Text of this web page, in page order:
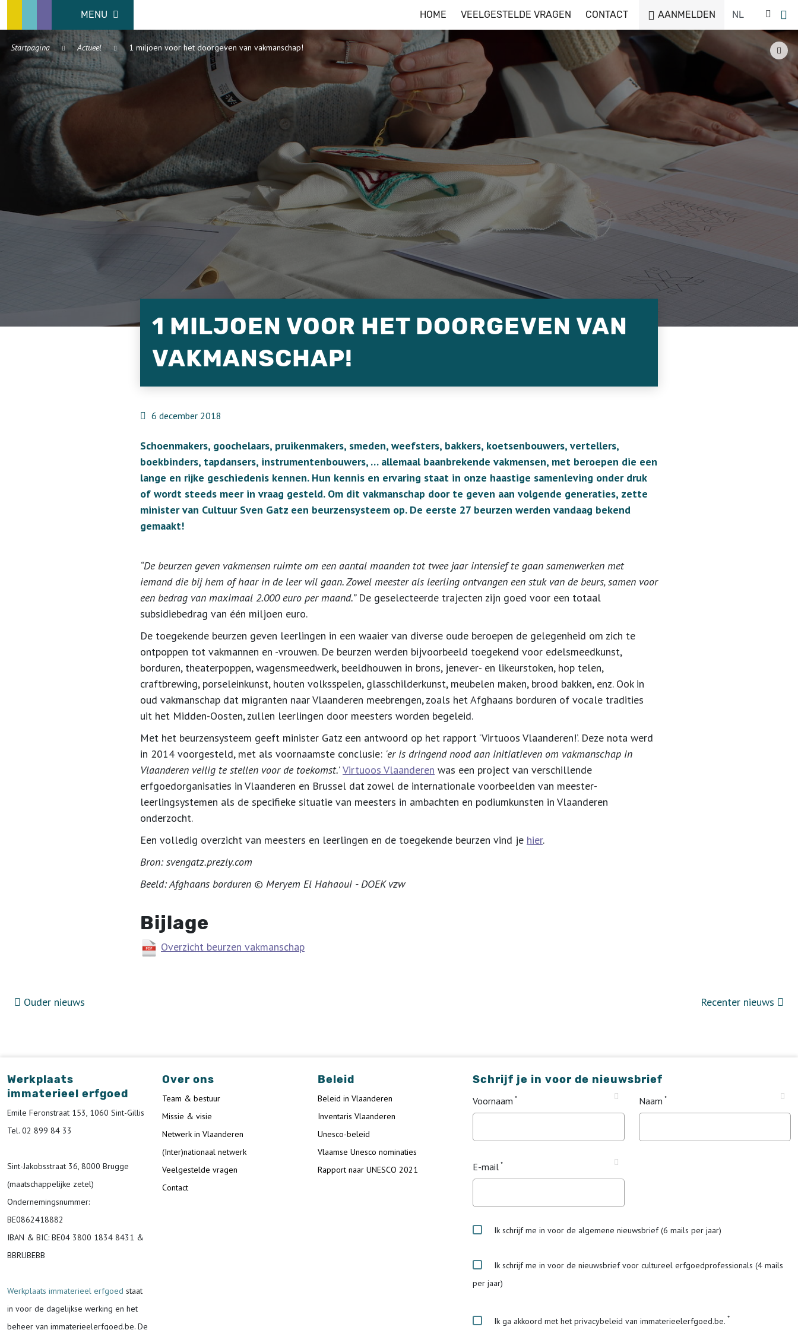
MENU HOME VEELGESTELDE VRAGEN CONTACT AANMELDEN
Startpagina Actueel 1 miljoen voor het doorgeven van vakmanschap!
1 MILJOEN VOOR HET DOORGEVEN VAN
VAKMANSCHAP!
6 december 2018
Schoenmakers, goochelaars, pruikenmakers, smeden, weefsters, bakkers, koetsenbouwers, vertellers,
boekbinders, tapdansers, instrumentenbouwers, … allemaal baanbrekende vakmensen, met beroepen die een
lange en rijke geschiedenis kennen. Hun kennis en ervaring staat in onze haastige samenleving onder druk
of wordt steeds meer in vraag gesteld. Om dit vakmanschap door te geven aan volgende generaties, zette
minister van Cultuur Sven Gatz een beurzensysteem op. De eerste 27 beurzen werden vandaag bekend
gemaakt!
“De beurzen geven vakmensen ruimte om een aantal maanden tot twee jaar intensief te gaan samenwerken met
iemand die bij hem of haar in de leer wil gaan.Zowel meester als leerling ontvangen een stuk van de beurs, samen voor
een bedrag van maximaal 2.000 euro per maand.” De geselecteerde trajecten zijn goed voor een totaal
subsidiebedrag van één miljoen euro.
De toegekende beurzen geven leerlingen in een waaier van diverse oude beroepen de gelegenheid om zich te
ontpoppen tot vakmannen en -vrouwen. De beurzen werden bijvoorbeeld toegekend voor edelsmeedkunst,
borduren, theaterpoppen, wagensmeedwerk, beeldhouwen in brons, jenever- en likeurstoken, hop telen,
craftbrewing, porseleinkunst, houten volksspelen, glasschilderkunst, meubelen maken, brood bakken, enz. Ook in
oud vakmanschap dat migranten naar Vlaanderen meebrengen, zoals het Afghaans borduren of vocale tradities
uit het Midden-Oosten, zullen leerlingen door meesters worden begeleid.
Met het beurzensysteem geeft minister Gatz een antwoord op het rapport ‘Virtuoos Vlaanderen!’. Deze nota werd
in 2014 voorgesteld, met als voornaamste conclusie: 'er is dringend nood aan initiatieven om vakmanschap in
Vlaanderen veilig te stellen voor de toekomst.'Virtuoos Vlaanderen was een project van verschillende
erfgoedorganisaties in Vlaanderen en Brussel dat zowel de internationale voorbeelden van meester-
leerlingsystemen als de specifieke situatie van meesters in ambachten en podiumkunsten in Vlaanderen
onderzocht.
Een volledig overzicht van meesters en leerlingen en de toegekende beurzen vind je hier.
Bron: svengatz.prezly.com
Beeld: Afghaans borduren © Meryem El Hahaoui - DOEK vzw
Bijlage
Overzicht beurzen vakmanschap
Ouder nieuws Recenter nieuws
Werkplaats
immaterieel erfgoed
Emile Feronstraat 153, 1060 Sint-Gillis
Tel. 02 899 84 33
Sint-Jakobsstraat 36, 8000 Brugge
(maatschappelijke zetel)
Ondernemingsnummer:
BE0862418882
IBAN & BIC: BE04 3800 1834 8431 &
BBRUBEBB
Werkplaats immaterieel erfgoed staat
in voor de dagelijkse werking en het
beheer van immaterieelerfgoed.be. De
Over ons
Team & bestuur
Missie & visie
Netwerk in Vlaanderen
(Inter)nationaal netwerk
Veelgestelde vragen
Contact
Beleid
Beleid in Vlaanderen
Inventaris Vlaanderen
Unesco-beleid
Vlaamse Unesco nominaties
Rapport naar UNESCO 2021
Schrijf je in voor de nieuwsbrief
Voornaam Naam
E-mail
Ik schrijf me in voor de algemene nieuwsbrief (6 mails per jaar)
Ik schrijf me in voor de nieuwsbrief voor cultureel erfgoedprofessionals (4 mails
per jaar)
Ik ga akkoord met het privacybeleid van immaterieelerfgoed.be.